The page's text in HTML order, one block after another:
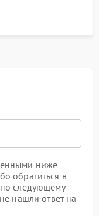
утечек тока.
ниже
обратиться в
по следующему
нашли ответ на